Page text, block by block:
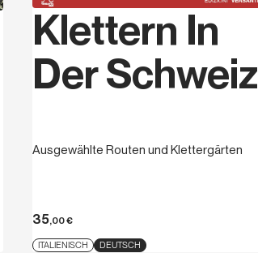
Klettern In
Der Schweiz
Ausgewählte Routen und Klettergärten
35,00€
ITALIENISCH DEUTSCH